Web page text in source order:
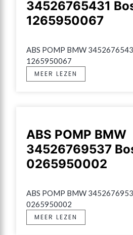
34526765431
1265950067
ABS POMP BMW
1265950067
MEER LEZEN
ABS POMP BMW
34526769537
0265950002
ABS POMP BMW
0265950002
MEER LEZEN